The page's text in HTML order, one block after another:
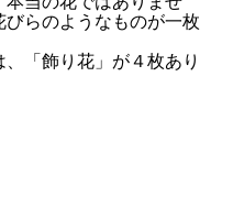
らのようなものが一枚
「飾り花」が４枚あり